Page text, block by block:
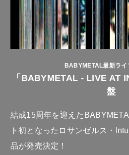
BABYMETAL最新ライ
「BABYMETAL - LIVE AT
盤
結成15周年を迎えた
ト初となったロサンゼルス・
品が発売決定！